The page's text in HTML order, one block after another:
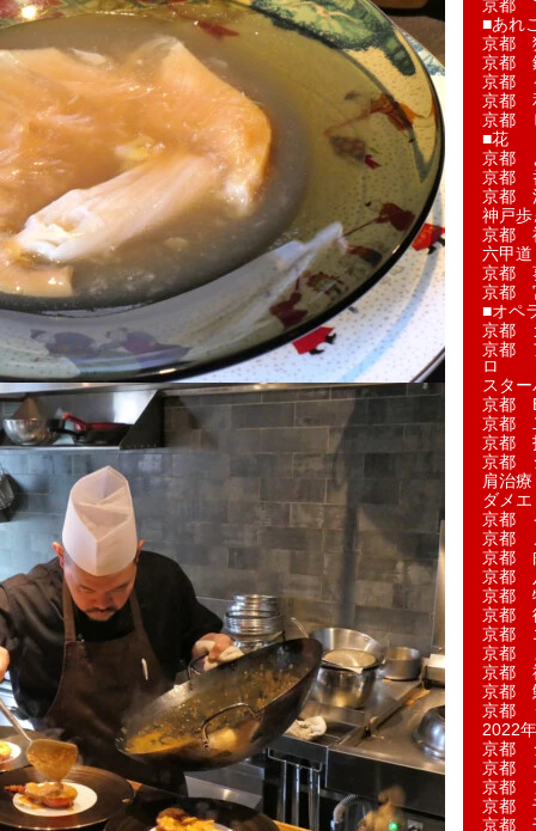
京都
■あれ
京都
京都
京都
京都
京都
■花
京都
京都
京都
神戸歩
京都
六甲
京都
京都
■オペ
京都
京都
ロ
スタ
京都
京都
京都
京都
肩治療
ダメ
京都
京都
京都
京都
京都
京都
京都
京都
京都
京都
京都
2022
京都
京都
京都
京都
京都